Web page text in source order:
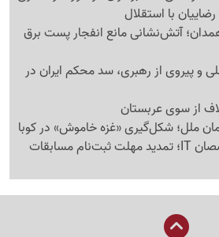
با استقلال
آتش‌نشانی مانع انفجار پست برق
و پیروی از رهبری، سد محکم ایران در
از سوی عربستان
ملل؛ شکل‌گیری «غزه‌ خاموش» در کوبا
فرصت ویژه برای متخصصان IT؛ تمدید مهلت ثبت‌نام مسابقات